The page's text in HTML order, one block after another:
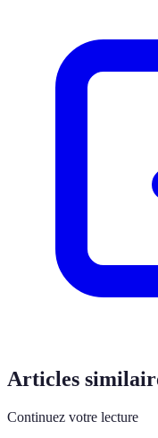
Articles
Continuez votre lecture